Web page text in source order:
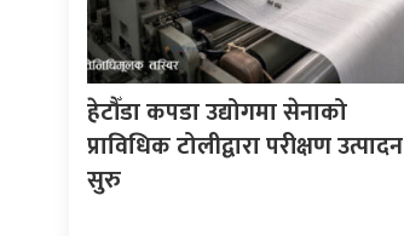
हेटौँडा कपडा उद्योगमा सेनाको
प्राविधिक टोलीद्वारा परीक्षण उत्पादन
सुरु